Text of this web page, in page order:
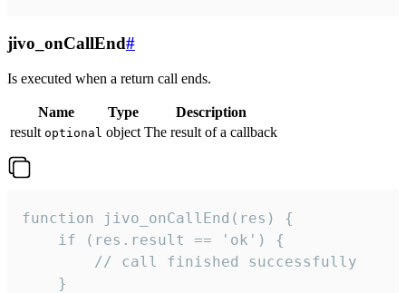
jivo_onCallEnd#
Is executed when a return call ends.
Name Type
Description
result optional object The result of a callback
function jivo_onCallEnd(res) {
    if (res.result == 'ok') {
        // call finished successfully
    }